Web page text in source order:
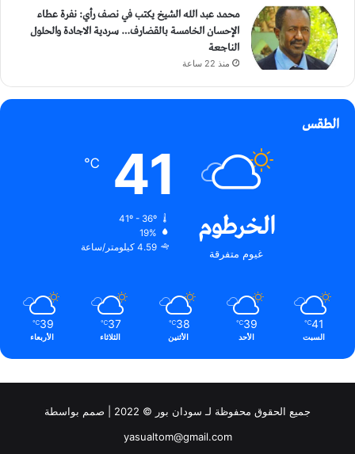
محمد عبد الله الشيخ يكتب في نصف رأي: نفرة عطاء
الإحسان الخامسة بالقضارف… سردية الاجادة والحلول
الناجعة
منذ 22 ساعة
الطقس
الخرطوم
غيوم متفرقة
41
℃
41º - 36º
19%
4.59 كيلومتر/ساعة
41
℃
السبت
39
℃
الأحد
38
℃
الأثنين
37
℃
الثلاثاء
39
℃
الأربعاء
جميع الحقوق محفوظة لـ سودان بور © 2022 | صمم بواسطة
yasualtom@gmail.com